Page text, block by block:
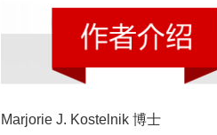
Marjorie J. Kostelnik 博士